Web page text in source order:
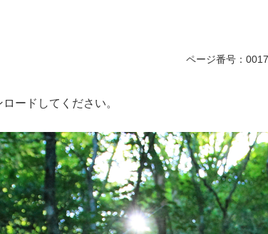
ページ番号：
ードしてください。